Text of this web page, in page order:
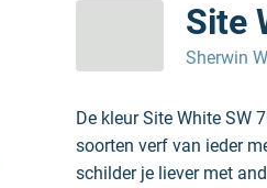
Site
Sherwin
De kleur Site White SW
soorten verf van ieder
schilder je liever met